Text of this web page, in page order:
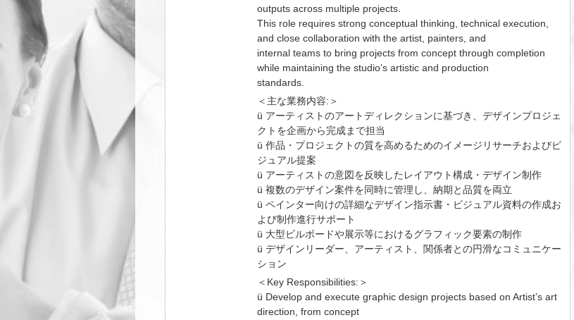
outputs across multiple projects.
This role requires strong conceptual thinking, technical execution,
and close collaboration with the artist, painters, and
internal teams to bring projects from concept through completion
while maintaining the studio’s artistic and production
standards.
＜主な業務内容:＞
ü アーティストのアートディレクションに基づき、デザインプロジェ
クトを企画から完成まで担当
ü 作品・プロジェクトの質を高めるためのイメージリサーチおよびビ
ジュアル提案
ü アーティストの意図を反映したレイアウト構成・デザイン制作
ü 複数のデザイン案件を同時に管理し、納期と品質を両立
ü ペインター向けの詳細なデザイン指示書・ビジュアル資料の作成お
よび制作進行サポート
ü 大型ビルボードや展示等におけるグラフィック要素の制作
ü デザインリーダー、アーティスト、関係者との円滑なコミュニケー
ション
＜Key Responsibilities:＞
ü Develop and execute graphic design projects based on Artist’s art
direction, from concept